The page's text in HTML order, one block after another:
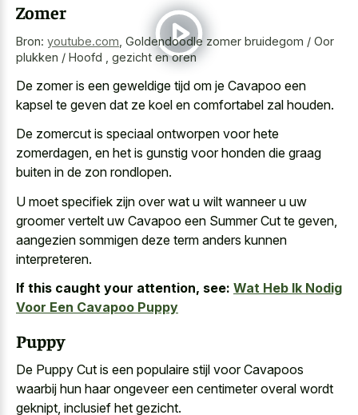
Zomer
Bron: youtube.com Goldendoodle zomer bruidegom / Oor
plukken / Hoofd , gezicht en oren
De zomer is een geweldige tijd om je Cavapoo een
kapsel te geven dat ze koel en comfortabel zal houden.
De zomercut is speciaal ontworpen voor hete
zomerdagen, en het is gunstig voor honden die graag
buiten in de zon rondlopen.
U moet specifiek zijn over wat u wilt wanneer u uw
groomer vertelt uw Cavapoo een Summer Cut te geven,
aangezien sommigen deze term anders kunnen
interpreteren.
If this caught your attention, see: Wat Heb Ik Nodig
Voor Een Cavapoo Puppy
Puppy
De Puppy Cut is een populaire stijl voor Cavapoos
waarbij hun haar ongeveer een centimeter overal wordt
geknipt, inclusief het gezicht.